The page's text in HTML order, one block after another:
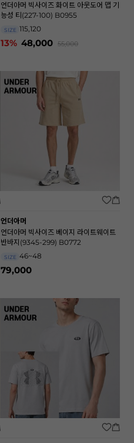
언더아머 빅사이즈 화이트 아웃도어 맵 기
능성 티(227-100) B0955
SIZE 115,120
13% 48,000 55,000
언더아머
언더아머 빅사이즈 베이지 라이트웨이트
반바지(9345-299) B0772
SIZE 46~48
79,000